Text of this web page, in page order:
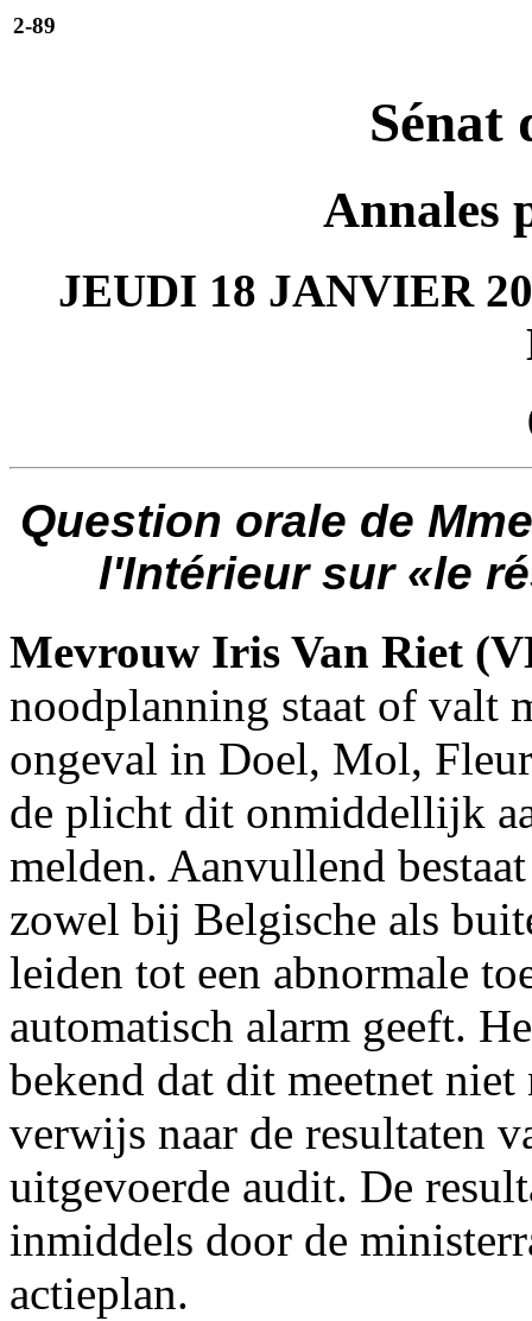
2-89
Sénat
Annales
JEUDI 18 JANVIER
Question orale de
l'Intérieur sur «le
Mevrouw Iris Van Riet
noodplanning staat of valt
ongeval in Doel, Mol,
de plicht dit onmiddellijk
melden. Aanvullend
zowel bij Belgische als
leiden tot een abnormale
automatisch alarm geeft.
bekend dat dit meetnet
verwijs naar de resultaten
uitgevoerde audit. De
inmiddels door de
actieplan.